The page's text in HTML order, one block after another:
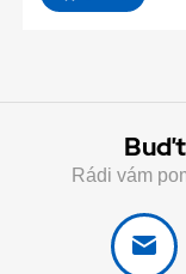
Rádi vám